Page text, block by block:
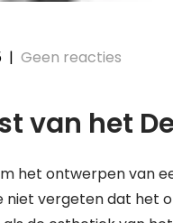
| Geen reacties
van het
het ontwerpen van
niet vergeten dat het